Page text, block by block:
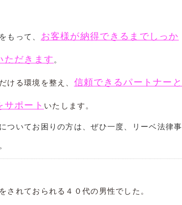
もって、 お客様が納得できるまでしっか
ただきます 。
ける環境を整え、 信頼できるパートナーと
サポート いたします。
ついてお困りの方は、ぜひ一度、リーベ法律事
されておられる４０代の男性でした。